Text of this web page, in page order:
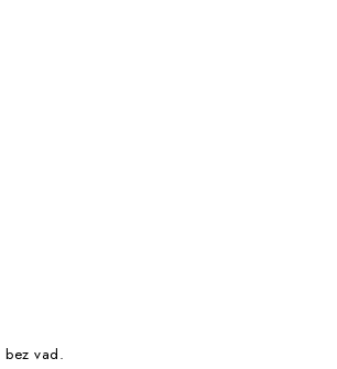
bez vad.